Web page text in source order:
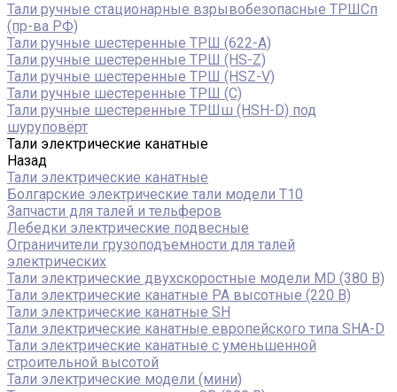
Тали ручные стационарные взрывобезопасные ТРШСп
(пр-ва РФ)
Тали ручные шестеренные ТРШ (622-A)
Тали ручные шестеренные ТРШ (HS-Z)
Тали ручные шестеренные ТРШ (HSZ-V)
Тали ручные шестеренные ТРШ (С)
Тали ручные шестеренные ТРШш (HSH-D) под
шуруповёрт
Тали электрические канатные
Назад
Тали электрические канатные
Болгарские электрические тали модели T10
Запчасти для талей и тельферов
Лебедки электрические подвесные
Ограничители грузоподъемности для талей
электрических
Тали электрические двухскоростные модели MD (380 В)
Тали электрические канатные PA высотные (220 В)
Тали электрические канатные SH
Тали электрические канатные европейского типа SHA-D
Тали электрические канатные с уменьшенной
строительной высотой
Тали электрические модели (мини)